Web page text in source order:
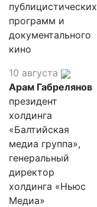
публицистических
программ и
документального
кино
10 августа
Арам Габрелянов
президент
холдинга
«Балтийская
медиа группа»,
генеральный
директор
холдинга «Ньюс
Медиа»